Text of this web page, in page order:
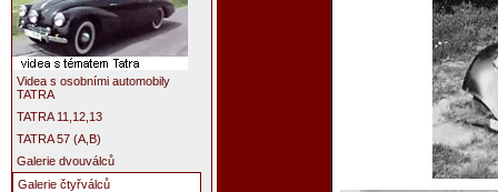
Videa s osobními automobily
TATRA
TATRA 11,12,13
TATRA 57 (A,B)
Galerie dvouválců
Galerie čtyřválců